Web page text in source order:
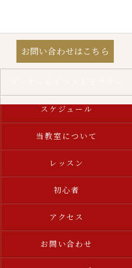
お問い合わせはこちら
スケジュール
当教室について
レッスン
初心者
アクセス
お問い合わせ